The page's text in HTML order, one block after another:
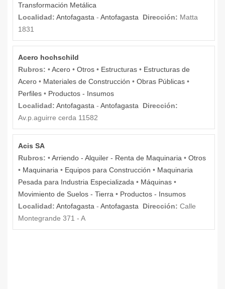
Transformación Metálica
Localidad: Antofagasta - Antofagasta Dirección: Matta
1831
Acero hochschild
Rubros: •Acero • Otros • Estructuras • Estructuras de
Acero • Materiales de Construcción • Obras Públicas •
Perfiles • Productos - Insumos
Localidad: Antofagasta - Antofagasta
Dirección:
Av.p.aguirre cerda 11582
Acis SA
Rubros: •Arriendo - Alquiler - Renta de Maquinaria • Otros
• Maquinaria • Equipos para Construcción • Maquinaria
Pesada para Industria Especializada • Máquinas •
Movimiento de Suelos - Tierra • Productos - Insumos
Localidad: Antofagasta - Antofagasta Dirección: Calle
Montegrande 371 - A